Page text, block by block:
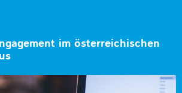
im österreichischen